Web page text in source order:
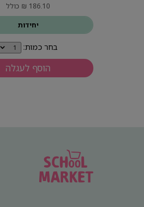
186.10 ₪ כולל
יחידות
בחר כמות:
הוסף לעגלה